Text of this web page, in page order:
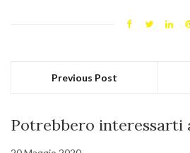
Previous Post
Potrebbero interessarti